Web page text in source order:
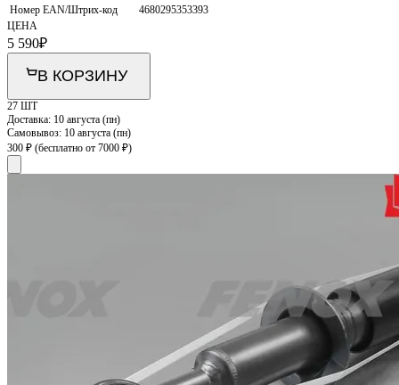
Номер EAN/Штрих-код
4680295353393
ЦЕНА
5 590₽
В КОРЗИНУ
27 ШТ
Доставка: 10 августа (пн)
Самовывоз: 10 августа (пн)
300 ₽ (бесплатно от 7000 ₽)